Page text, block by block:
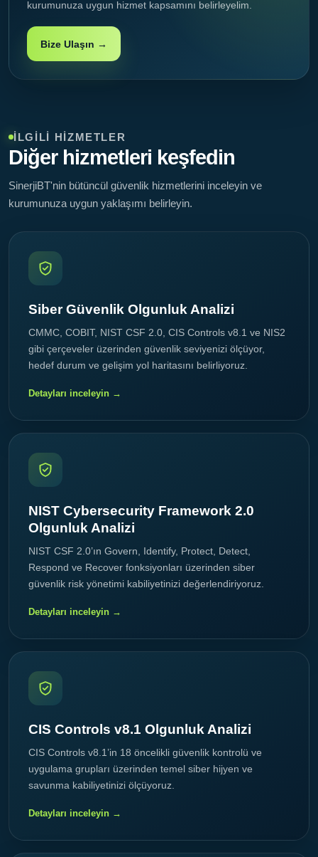
kurumunuza uygun hizmet kapsamını belirleyelim.
Bize Ulaşın →
İLGILI HIZMETLER
Diğer hizmetleri keşfedin
SinerjiBT'nin bütüncül güvenlik hizmetlerini inceleyin ve
kurumunuza uygun yaklaşımı belirleyin.
Siber Güvenlik Olgunluk Analizi
CMMC, COBIT, NIST CSF 2.0, CIS Controls v8.1 ve NIS2
gibi çerçeveler üzerinden güvenlik seviyenizi ölçüyor,
hedef durum ve gelişim yol haritasını belirliyoruz.
Detayları inceleyin →
NIST Cybersecurity Framework 2.0
Olgunluk Analizi
NIST CSF 2.0’ın Govern, Identify, Protect, Detect,
Respond ve Recover fonksiyonları üzerinden siber
güvenlik risk yönetimi kabiliyetinizi değerlendiriyoruz.
Detayları inceleyin →
CIS Controls v8.1 Olgunluk Analizi
CIS Controls v8.1’in 18 öncelikli güvenlik kontrolü ve
uygulama grupları üzerinden temel siber hijyen ve
savunma kabiliyetinizi ölçüyoruz.
Detayları inceleyin →